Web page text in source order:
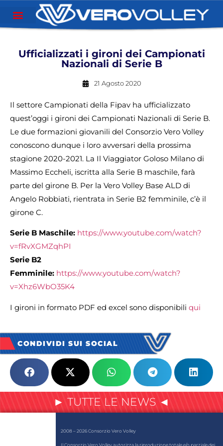
Ufficializzati i gironi dei Campionati
Nazionali di Serie B
21 Agosto 2020
Il settore Campionati della Fipav ha ufficializzato
quest’oggi i gironi dei Campionati Nazionali di Serie B.
Le due formazioni giovanili del Consorzio Vero Volley
conoscono dunque i loro avversari della prossima
stagione 2020-2021. La Il Viaggiator Goloso Milano di
Massimo Eccheli, iscritta alla Serie B maschile, farà
parte del girone B. Per la Vero Volley Base ALD di
Angelo Robbiati, rientrata in Serie B2 femminile, c’è il
girone C.
Serie B Maschile: https://www.youtube.com/watch?
v=fRvXGMZqhPI
Serie B2
Femminile: https://www.youtube.com/watch?
v=Xhz6WbO35K4
I gironi in formato PDF ed excel sono disponibili qui
CONDIVIDI SUI SOCIAL
► TUTTE LE NEWS ◄
2008 – 2026 Consorzio Vero Volley
Il Consorzio Vero Volley autorizza la riproduzione totale e/o parziale dei